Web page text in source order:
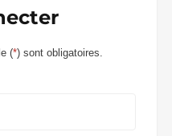
(*) sont obligatoires.